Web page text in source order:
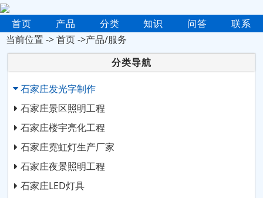
首页 产品 分类 知识 问答
联系
当前位置 ->首页->产品/服务
分类导航
石家庄发光字制作
石家庄景区照明工程
石家庄楼宇亮化工程
石家庄霓虹灯生产厂家
石家庄夜景照明工程
石家庄LED灯具